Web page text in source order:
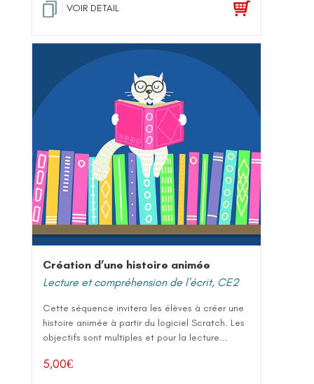
VOIR DETAIL
Création d’une histoire animée
Lecture et compréhension de l'écrit, CE2
Cette séquence invitera les élèves à créer une
histoire animée à partir du logiciel Scratch. Les
objectifs sont multiples et pour la lecture...
5,00€